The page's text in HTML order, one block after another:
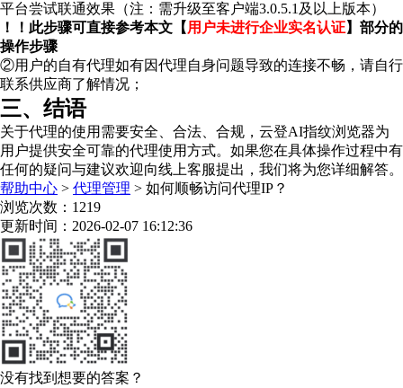
平台尝试联通效果（注：需升级至客户端3.0.5.1及以上版本）
！！此步骤可直接参考本文【 用户未进行企业实名认证】部分的
操作步骤
②用户的自有代理如有因代理自身问题导致的连接不畅，请自行
联系供应商了解情况；
三、结语
关于代理的使用需要安全、合法、合规，云登AI指纹浏览器为
用户提供安全可靠的代理使用方式。如果您在具体操作过程中有
任何的疑问与建议欢迎向线上客服提出，我们将为您详细解答。
帮助中心 > 代理管理 > 如何顺畅访问代理IP？
浏览次数：1219
更新时间：2026-02-07 16:12:36
没有找到想要的答案？